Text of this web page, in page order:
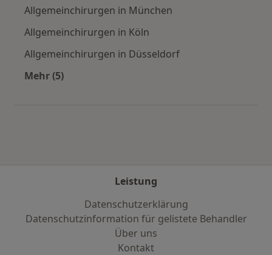
Allgemeinchirurgen in München
Allgemeinchirurgen in Köln
Allgemeinchirurgen in Düsseldorf
Mehr (5)
Leistung
Datenschutzerklärung
Datenschutzinformation für gelistete Behandler
Über uns
Kontakt